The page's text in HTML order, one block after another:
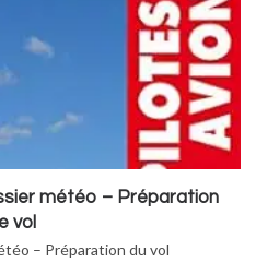
météo – Préparation
vol
– Préparation du vol